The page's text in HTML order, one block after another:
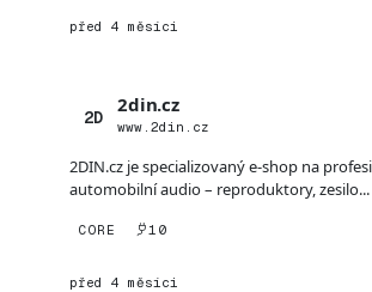
před 4 měsíci
2D
2din.cz
www.2din.cz
2DIN.cz je specializovaný e-shop na
automobilní audio – reproduktory, zesilo...
CORE 10
před 4 měsíci